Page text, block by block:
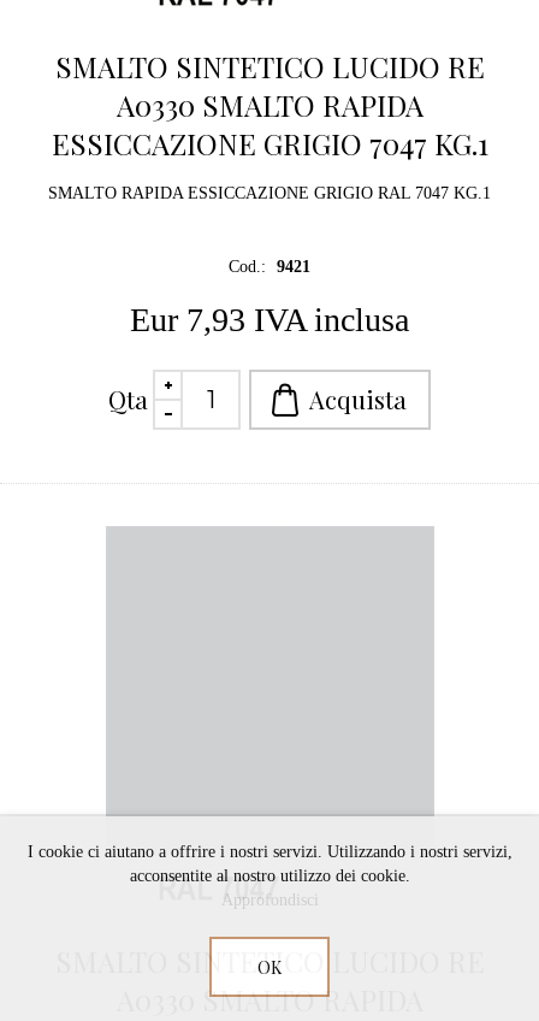
SMALTO SINTETICO LUCIDO RE
A0330 SMALTO RAPIDA
ESSICCAZIONE GRIGIO 7047 KG.1
SMALTO RAPIDA ESSICCAZIONE GRIGIO RAL 7047 KG.1
Cod.: 9421
Eur 7,93 IVA inclusa
Qta
SMALTO SINTETICO LUCIDO RE
A0330 SMALTO RAPIDA
I cookie ci aiutano a offrire i nostri servizi. Utilizzando i nostri servizi,
acconsentite al nostro utilizzo dei cookie.
Approfondisci
OK